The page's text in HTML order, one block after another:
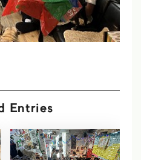
Entries